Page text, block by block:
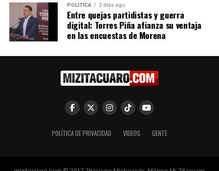
de la SCJN avances de
autogobierno indígena en
Michoacán
23 febrero, 2023
En "Michoacán"
ARTICULO DESTACADO
Inauguran Pecera 360° en el Zoológico de Morelia: Una
Experiencia Inmersiva sin Costo Adicional
Teleférico de Morelia, obra para el transporte e impulso
POLÍTICA 2 días ago
Entre quejas partidistas y guerra
digital: Torres Piña afianza su ventaja
en las encuestas de Morena
POLÍTICA DE PRIVACIDAD VIDEOS GENTE